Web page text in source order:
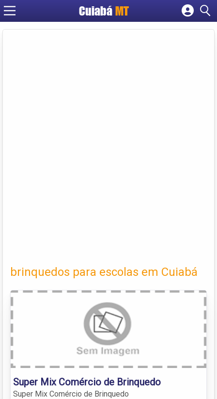
Cuiabá MT
Cadastrar empresa
brinquedos para escolas em Cuiabá
Super Mix Comércio de Brinquedo
Super Mix Comércio de Brinquedo